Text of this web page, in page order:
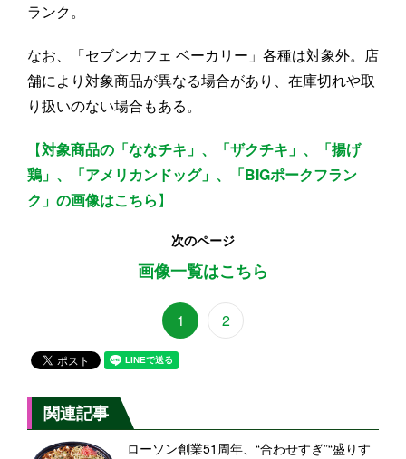
ランク。
なお、「セブンカフェ ベーカリー」各種は対象外。店
舗により対象商品が異なる場合があり、在庫切れや取
り扱いのない場合もある。
【対象商品の「ななチキ」、「ザクチキ」、「揚げ
鶏」、「アメリカンドッグ」、「BIGポークフラン
ク」の画像はこちら】
次のページ
画像一覧はこちら
1 2
関連記事
ローソン創業51周年、“合わせすぎ”“盛りす